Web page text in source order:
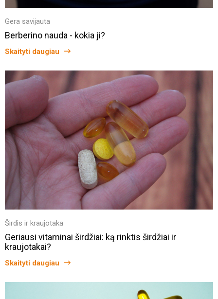
Gera savijauta
Berberino nauda - kokia ji?
Skaityti daugiau
Širdis ir kraujotaka
Geriausi vitaminai širdžiai: ką rinktis širdžiai ir
kraujotakai?
Skaityti daugiau